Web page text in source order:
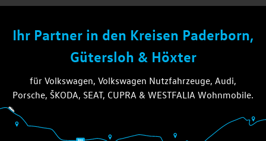
Ihr Partner in den Kreisen Paderborn,
Gütersloh & Höxter
für Volkswagen, Volkswagen Nutzfahrzeuge, Audi,
Porsche, ŠKODA, SEAT, CUPRA & WESTFALIA Wohnmobile.